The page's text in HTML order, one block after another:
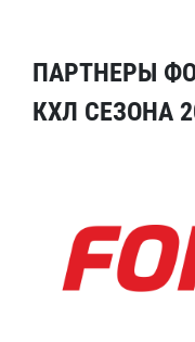
ПАРТНЕРЫ
КХЛ СЕЗОНА